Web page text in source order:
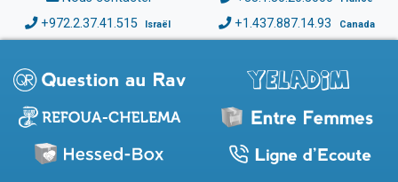
+972.2.37.41.515 Israël +1.437.887.14.93 Canada